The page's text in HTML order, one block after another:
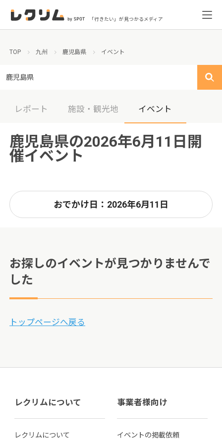
「行きたい」が見つかるメディア
TOP 九州 鹿児島県 イベント
鹿児島県
レポート 施設・観光地 イベント
鹿児島県の2026年6月11日開
催イベント
おでかけ日：2026年6月11日
お探しのイベントが見つかりませんで
した
トップページへ戻る
レクリムについて
レクリムについて
事業者様向け
イベントの掲載依頼